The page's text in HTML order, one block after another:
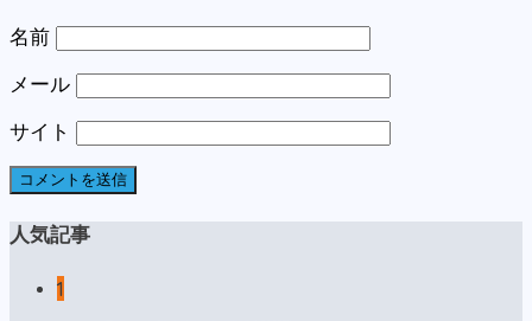
名前
メール
サイト
人気記事
1